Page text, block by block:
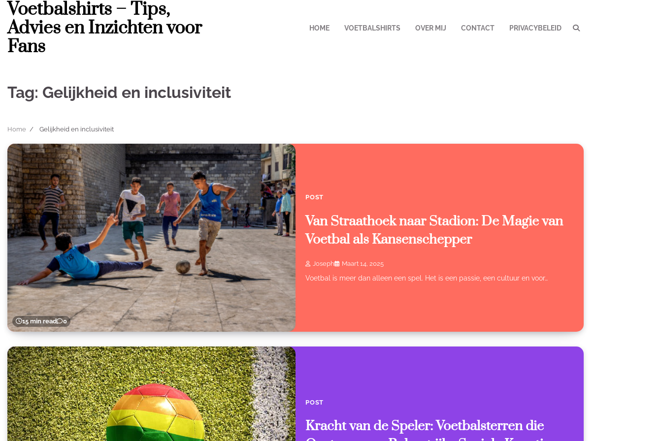
Skip
content
Voetbalshirts – Tips,
Advies en Inzichten voor
Fans
HOME VOETBALSHIRTS OVER MIJ CONTACT PRIVACYBELEID
Tag: Gelijkheid en inclusiviteit
Home Gelijkheid en inclusiviteit
15 min read 0
POST
Van Straathoek naar Stadion: De Magie van
Voetbal als Kansenschepper
Joseph Maart 14, 2025
Voetbal is meer dan alleen een spel. Het is een passie, een cultuur en voor…
POST
Kracht van de Speler: Voetbalsterren die